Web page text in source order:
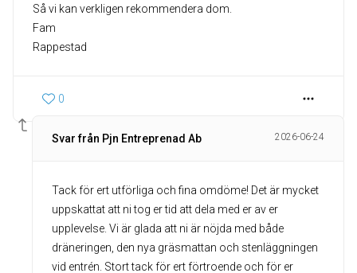
Så vi kan verkligen rekommendera dom.
Fam
Rappestad
0
Svar från Pjn Entreprenad Ab 2026-06-24
Tack för ert utförliga och fina omdöme! Det är mycket
uppskattat att ni tog er tid att dela med er av er
upplevelse. Vi är glada att ni är nöjda med både
dräneringen, den nya gräsmattan och stenläggningen
vid entrén. Stort tack för ert förtroende och för er